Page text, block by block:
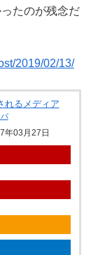
たのが残念だ
2019/02/13/
れるメディア
年03月27日